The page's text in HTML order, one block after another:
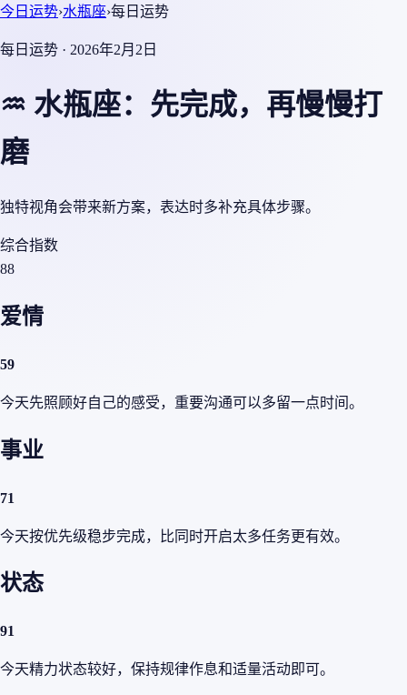
今日运势›水瓶座›每日运势
每日运势 · 2026年2月2日
♒ 水瓶座：先完成，再慢慢打
磨
独特视角会带来新方案，表达时多补充具体步骤。
综合指数
88
爱情
59
今天先照顾好自己的感受，重要沟通可以多留一点时间。
事业
71
今天按优先级稳步完成，比同时开启太多任务更有效。
状态
91
今天精力状态较好，保持规律作息和适量活动即可。